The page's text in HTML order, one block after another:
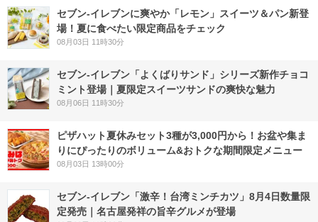
セブン‐イレブンに爽やか「レモン」スイーツ＆パン新登
場！夏に食べたい限定商品をチェック
08月03日 11時30分
セブン‐イレブン「よくばりサンド」シリーズ新作チョコ
ミント登場｜夏限定スイーツサンドの爽快な魅力
08月06日 11時30分
ピザハット夏休みセット3種が3,000円から！お盆や集ま
りにぴったりのボリューム&おトクな期間限定メニュー
08月03日 13時00分
セブン-イレブン「激辛！台湾ミンチカツ」8月4日数量限
定発売｜名古屋発祥の旨辛グルメが登場